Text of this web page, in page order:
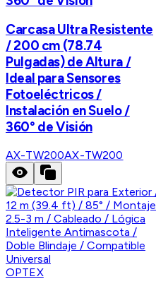
Carcasa Ultra Resistente
/ 200 cm (78.74
Pulgadas) de Altura /
Ideal para Sensores
Fotoeléctricos /
Instalación en Suelo /
360° de Visión
AX-TW200AX-TW200
OPTEX